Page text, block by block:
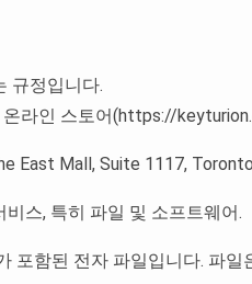
규정입니다.
라인 스토어(https://
East Mall, Suite 1117,
스, 특히 파일 및 소프트웨어.
포함된 전자 파일입니다. 파